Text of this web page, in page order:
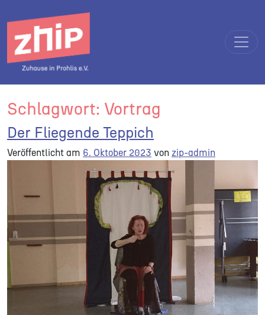
Hauptnavigation
Schlagwort: Vortrag
Der Fliegende Teppich
Veröffentlicht am 6. Oktober 2023 von zip-admin